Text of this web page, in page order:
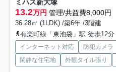
ミハス新大塚
13.2万円 管理/共益費8,000円
36.28㎡ (1LDK) /築6年 /3階建
有楽町線「東池袋」駅 徒歩12分
インターネット対応 防犯カメラ
閑静な住宅地
外観タイル張り